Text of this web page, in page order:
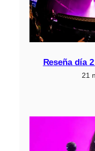
Reseña día
21